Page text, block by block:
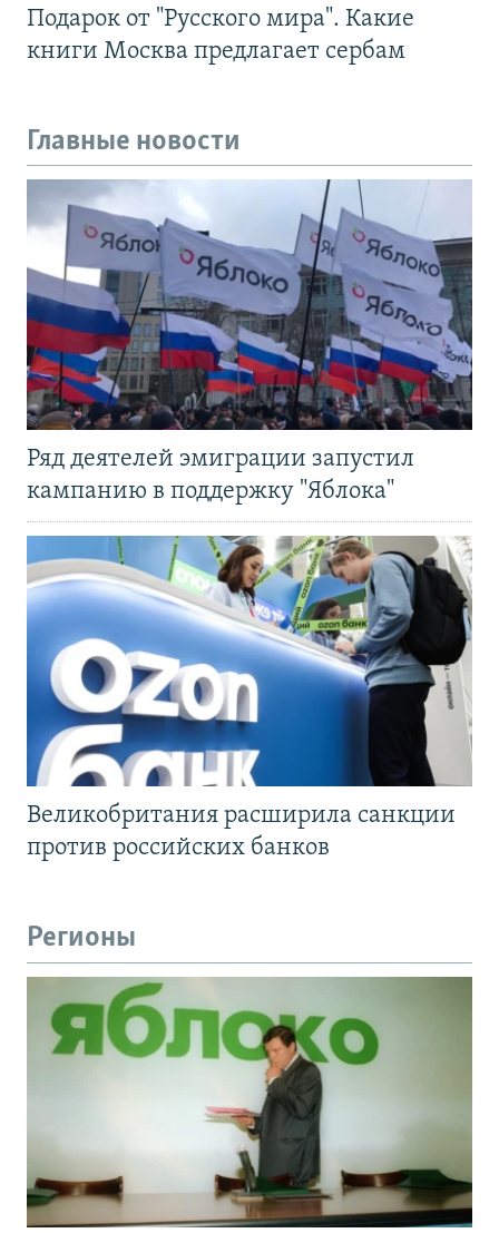
Подарок от "Русского мира". Какие
книги Москва предлагает сербам
Главные новости
Ряд деятелей эмиграции запустил
кампанию в поддержку "Яблока"
Великобритания расширила санкции
против российских банков
Регионы